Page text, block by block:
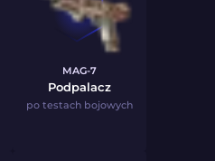
MAG-7
Podpalacz
po testach bojowych